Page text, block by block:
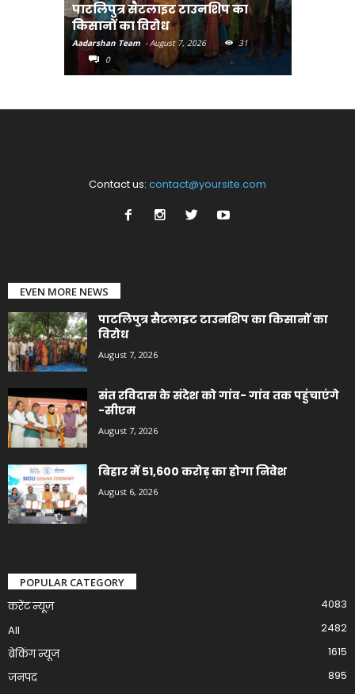
पाटलिपुत्र सैटलाइट टाउनशिप का
किसानों का विरोध
Aadarshan Team - August 7, 2026
31
0
Contact us: contact@yoursite.com
EVEN MORE NEWS
पाटलिपुत्र सैटलाइट टाउनशिप का किसानों का
विरोध
August 7, 2026
संत रविदास के संदेश को गांव- गांव तक पहुंचाएंगे
-सीएम
August 7, 2026
बिहार में 51,600 करोड़ का होगा निवेश
August 6, 2026
POPULAR CATEGORY
करेंट न्यूज़
4083
All
2482
ब्रेकिंग न्यूज
1615
जनपद
895